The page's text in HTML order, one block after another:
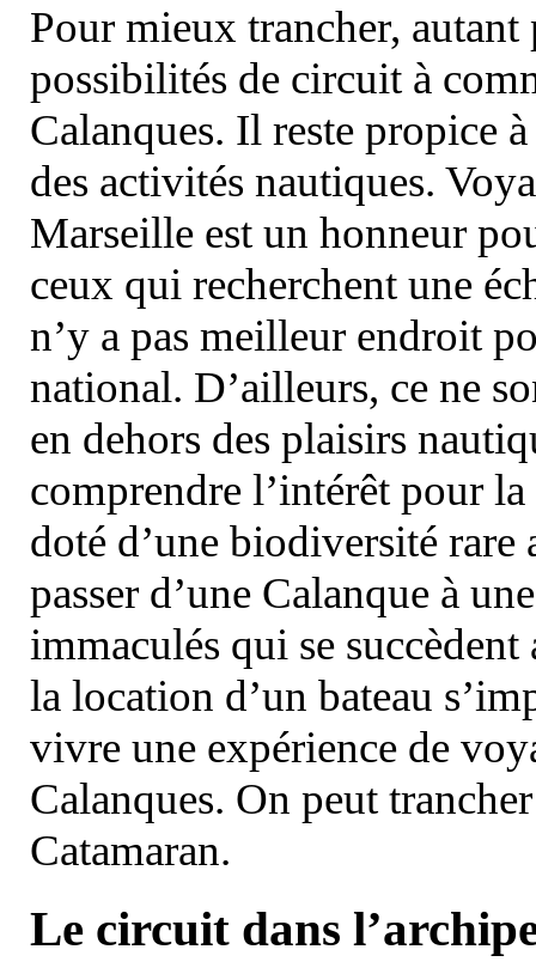
Pour mieux trancher, autant
possibilités de circuit à
Calanques. Il reste propice
des activités nautiques.
Marseille est un honneur
ceux qui recherchent une
n’y a pas meilleur endroit
national. D’ailleurs, ce ne
en dehors des plaisirs
comprendre l’intérêt pour
doté d’une biodiversité
passer d’une Calanque à
immaculés qui se
la location d’un bateau
vivre une expérience de
Calanques. On peut
Catamaran.
Le circuit dans